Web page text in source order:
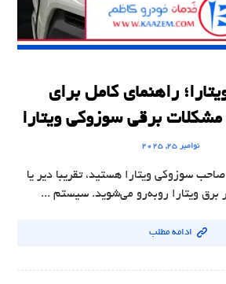
راهنمای کامل برای
برقی سوزوکی ویتارا
نوامبر ۲۵, ۲۰۲۵
صاحب سوزوکی ویتارا هستید، تقریبا دیر یا
برق ویتارا روبه‌رو می‌شوید. سیستم ...
ادامه مطلب